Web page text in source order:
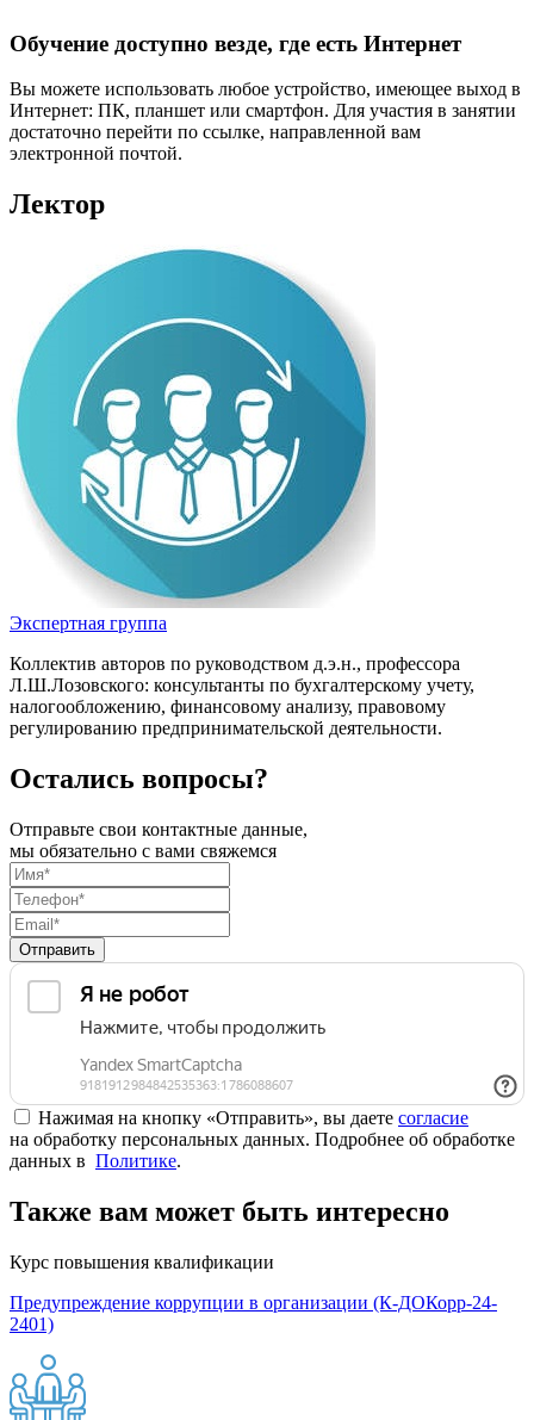
Обучение доступно везде, где есть Интернет
Вы можете использовать любое устройство, имеющее выход в
Интернет: ПК, планшет или смартфон. Для участия в занятии
достаточно перейти по ссылке, направленной вам
электронной почтой.
Лектор
Экспертная группа
Коллектив авторов по руководством д.э.н., профессора
Л.Ш.Лозовского: консультанты по бухгалтерскому учету,
налогообложению, финансовому анализу, правовому
регулированию предпринимательской деятельности.
Остались вопросы?
Отправьте свои контактные данные,
мы обязательно с вами свяжемся
Отправить
Нажимая на кнопку «Отправить», вы даете согласие
на обработку персональных данных. Подробнее об обработке
данных в Политике.
Также вам может быть интересно
Курс повышения квалификации
Предупреждение коррупции в организации (К-ДОКорр-24-
2401)